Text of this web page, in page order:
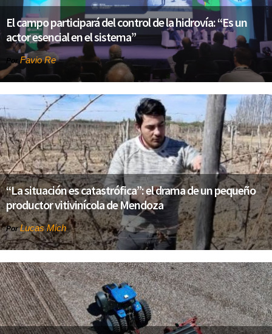
El campo participará del control de la hidrovía: “Es un
actor esencial en el sistema”
Por Favio Re
“La situación es catastrófica”: el drama de un pequeño
productor vitivinícola de Mendoza
PorLucas Mich